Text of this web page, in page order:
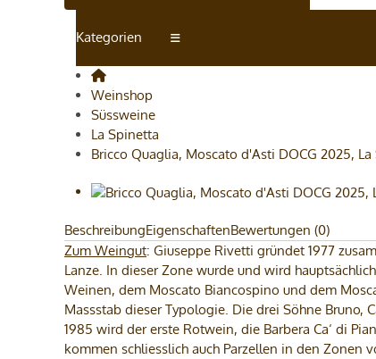
Kategorien
Weinshop
Süssweine
La Spinetta
Bricco Quaglia, Moscato d'Asti DOCG 2025,
BeschreibungEigenschaftenBewertungen (0)
Zum Weingut: Giuseppe Rivetti gründet 1977
Lanze. In dieser Zone wurde und wird
Weinen, dem Moscato Biancospino und dem
Massstab dieser Typologie. Die drei Söhne
1985 wird der erste Rotwein, die Barbera Ca‘ di
kommen schliesslich auch Parzellen in den Zonen